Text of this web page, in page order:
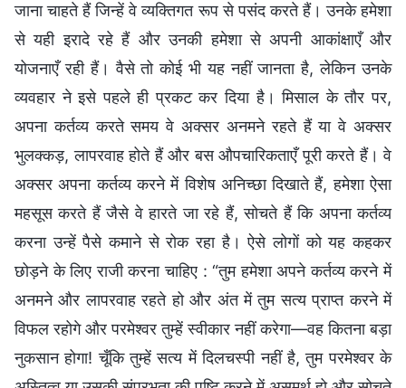
जाना चाहते हैं जिन्हें वे व्यक्तिगत रूप से पसंद करते हैं। उनके हमेशा
से यही इरादे रहे हैं और उनकी हमेशा से अपनी आकांक्षाएँ और
योजनाएँ रही हैं। वैसे तो कोई भी यह नहीं जानता है, लेकिन उनके
व्यवहार ने इसे पहले ही प्रकट कर दिया है। मिसाल के तौर पर,
अपना कर्तव्य करते समय वे अक्सर अनमने रहते हैं या वे अक्सर
भुलक्कड़, लापरवाह होते हैं और बस औपचारिकताएँ पूरी करते हैं। वे
अक्सर अपना कर्तव्य करने में विशेष अनिच्छा दिखाते हैं, हमेशा ऐसा
महसूस करते हैं जैसे वे हारते जा रहे हैं, सोचते हैं कि अपना कर्तव्य
करना उन्हें पैसे कमाने से रोक रहा है। ऐसे लोगों को यह कहकर
छोड़ने के लिए राजी करना चाहिए : “तुम हमेशा अपने कर्तव्य करने में
अनमने और लापरवाह रहते हो और अंत में तुम सत्य प्राप्त करने में
विफल रहोगे और परमेश्वर तुम्हें स्वीकार नहीं करेगा—वह कितना बड़ा
नुकसान होगा! चूँकि तुम्हें सत्य में दिलचस्पी नहीं है, तुम परमेश्वर के